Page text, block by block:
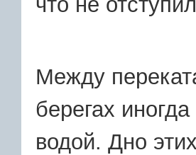
Между
берегах
водой. Дно